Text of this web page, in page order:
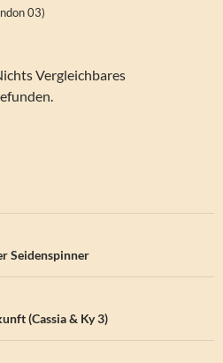
03)
Vergleichbares
Seidenspinner
(Cassia & Ky 3)